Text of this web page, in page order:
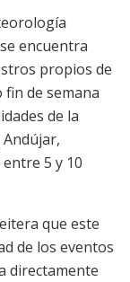
encuentra
propios de
de semana
de la
Andújar,
5 y 10
que este
de los eventos
directamente